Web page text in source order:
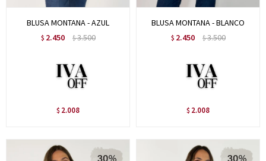
BLUSA MONTANA - AZUL
$ 2.450 $3.500
$ 2.008
BLUSA MONTANA - BLANCO
$ 2.450 $3.500
$ 2.008